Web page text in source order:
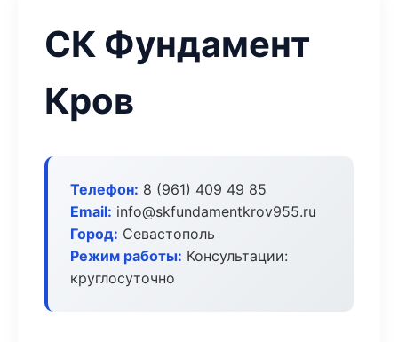
СК Фундамент
Кров
Телефон: 8 (961) 409 49 85
Email: info@skfundamentkrov955.ru
Город: Севастополь
Режим работы: Консультации:
круглосуточно